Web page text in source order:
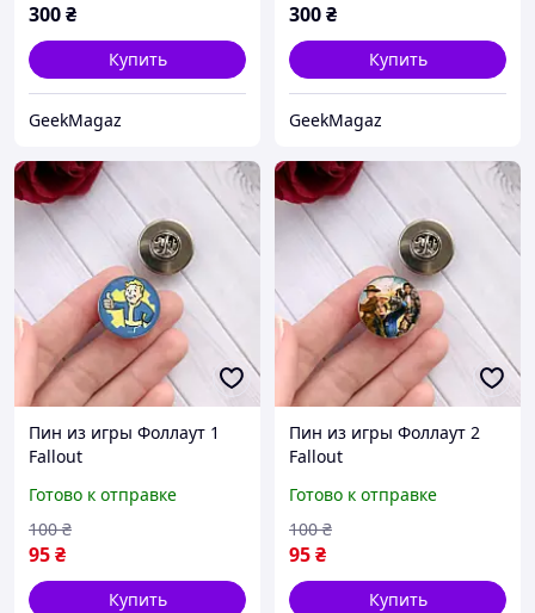
300₴
Купить
GeekMagaz
300₴
Купить
GeekMagaz
Пин из игры Фоллаут 1
Fallout
Готово к отправке
95₴
100 ₴
Купить
Пин из игры Фоллаут 2
Fallout
Готово к отправке
95₴
100 ₴
Купить